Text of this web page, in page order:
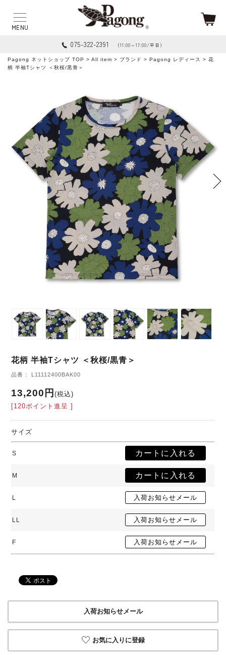
075-322-2391 （11:00～17:00/平日）
Pagong ネットショップ TOP > All item > ブランド > Pagong レディース
> 花
柄 半袖Tシャツ ＜秋桜/黒青＞
花柄 半袖Tシャツ ＜秋桜/黒青＞
品番： L11112400BAK00
13,200円(税込)
[120ポイント進呈 ]
サイズ
S
M
L
LL
F
入荷お知らせメール
お気に入りに登録